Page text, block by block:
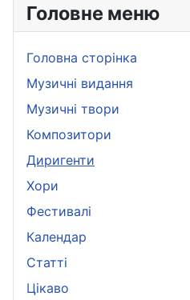
Головне меню
Головна сторінка
Музичні видання
Музичні твори
Композитори
Диригенти
Хори
Фестивалі
Календар
Статті
Цікаво